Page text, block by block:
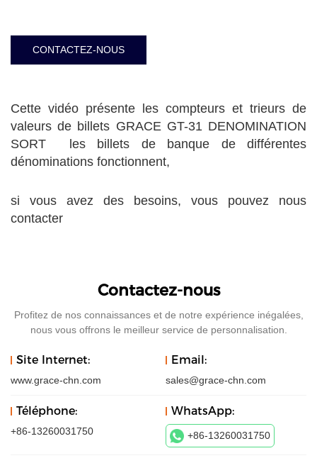
CONTACTEZ-NOUS
Cette vidéo présente les compteurs et trieurs de
valeurs de billets GRACE GT-31 DENOMINATION
SORT les billets de banque de différentes
dénominations fonctionnent,
si vous avez des besoins, vous pouvez nous
contacter
Contactez-nous
Profitez de nos connaissances et de notre expérience inégalées,
nous vous offrons le meilleur service de personnalisation.
Site Internet:
www.grace-chn.com
Email:
sales@grace-chn.com
Téléphone:
+86-13260031750
WhatsApp:
+86-13260031750